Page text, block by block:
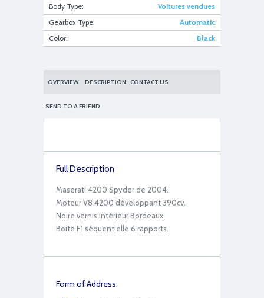
52CECEEB-B9E7-48A1-81B6-61DF89931E19
Body Type:
Voitures vendues
Gearbox Type:
Automatic
Color:
Black
OVERVIEW DESCRIPTION CONTACT US
SEND TO A FRIEND
Full Description
Maserati 4200 Spyder de 2004.
Moteur V8 4200 développant 390cv.
Noire vernis intérieur Bordeaux.
Boite F1 séquentielle 6 rapports.
Form of Address: